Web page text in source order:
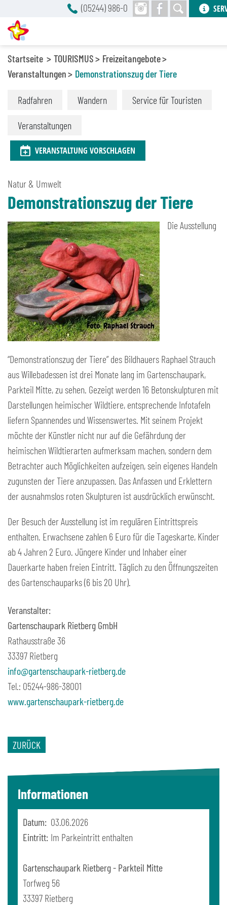
Startseite TOURISMUS
Freizeitangebote
Veranstaltungen
Demonstrationszug der Tiere
Radfahren Wandern Service für Touristen
Veranstaltungen
VERANSTALTUNG VORSCHLAGEN
Natur & Umwelt
Demonstrationszug der Tiere
Die Ausstellung
“Demonstrationszug der Tiere” des Bildhauers Raphael Strauch
aus Willebadessen ist drei Monate lang im Gartenschaupark,
Parkteil Mitte, zu sehen. Gezeigt werden 16 Betonskulpturen mit
Darstellungen heimischer Wildtiere, entsprechende Infotafeln
liefern Spannendes und Wissenswertes. Mit seinem Projekt
möchte der Künstler nicht nur auf die Gefährdung der
heimischen Wildtierarten aufmerksam machen, sondern dem
Betrachter auch Möglichkeiten aufzeigen, sein eigenes Handeln
zugunsten der Tiere anzupassen. Das Anfassen und Erklettern
der ausnahmslos roten Skulpturen ist ausdrücklich erwünscht.
Der Besuch der Ausstellung ist im regulären Eintrittspreis
enthalten. Erwachsene zahlen 6 Euro für die Tageskarte, Kinder
ab 4 Jahren 2 Euro. Jüngere Kinder und Inhaber einer
Dauerkarte haben freien Eintritt. Täglich zu den Öffnungszeiten
des Gartenschauparks (6 bis 20 Uhr).
Veranstalter:
Gartenschaupark Rietberg GmbH
Rathausstraße 36
33397 Rietberg
info@gartenschaupark-rietberg.de
Tel.: 05244-986-38001
www.gartenschaupark-rietberg.de
ZURÜCK
Informationen
Datum: 03.06.2026
Eintritt: Im Parkeintritt enthalten
Gartenschaupark Rietberg - Parkteil Mitte
Torfweg 56
33397 Rietberg
(05244) 986-0